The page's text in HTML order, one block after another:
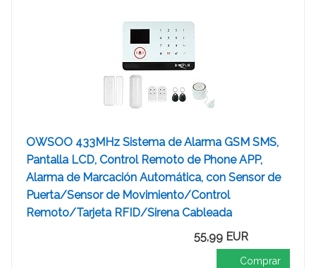
OWSOO 433MHz Sistema de Alarma GSM SMS,
Pantalla LCD, Control Remoto de Phone APP,
Alarma de Marcación Automática, con Sensor de
Puerta/Sensor de Movimiento/Control
Remoto/Tarjeta RFID/Sirena Cableada
55,99 EUR
Comprar